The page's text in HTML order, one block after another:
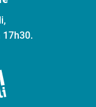
17h30.